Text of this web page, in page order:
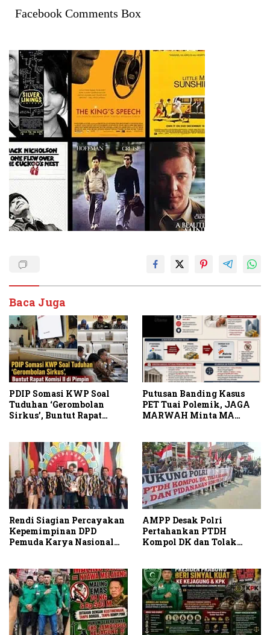
Facebook Comments Box
Baca Juga
PDIP Somasi KWP Soal
Tuduhan ‘Gerombolan
Sirkus’, Buntut Rapat
Putusan Banding Kasus
PET Tuai Polemik, JAGA
MARWAH Minta MA
Rendi Siagian Percayakan
Kepemimpinan DPD
Pemuda Karya Nasional
AMPP Desak Polri
Pertahankan PTDH
Kompol DK dan Tolak